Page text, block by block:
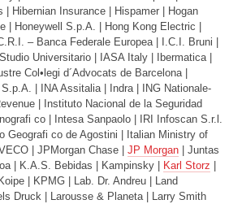
| Hibernian Insurance | Hispamer | Hogan
| Honeywell S.p.A. | Hong Kong Electric |
– Banca Federale Europea | I.C.I. Bruni |
Universitario | IASA Italy | Ibermatica |
Col•legi d´Advocats de Barcelona |
S.p.A. | INA Assitalia | Indra | ING Nationale-
| Instituto Nacional de la Seguridad
co | Intesa Sanpaolo | IRI Infoscan S.r.l.
Geografi co de Agostini | Italian Ministry of
| JPMorgan Chase | JP Morgan | Juntas
| K.A.S. Bebidas | Kampinsky |
Karl Storz
| KPMG | Lab. Dr. Andreu | Land
Druck | Larousse & Planeta | Larry Smith